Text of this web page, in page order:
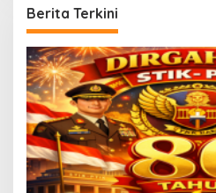
Berita Terkini